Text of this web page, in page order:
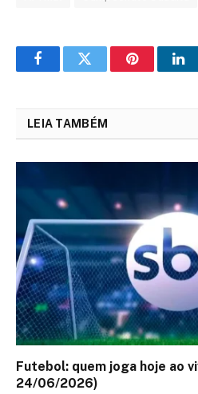
FacebookTwitter Pinterest
LEIA TAMBÉM
Futebol: quem joga hoje ao
24/06/2026)